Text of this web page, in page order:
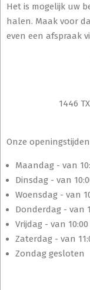
Het is mogelijk uw
halen. Maak voor
even een afspraak
1446
Onze
Maandag - van
Dinsdag - van
Woensdag - van
Donderdag - van
Vrijdag - van
Zaterdag - van
Zondag gesloten